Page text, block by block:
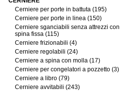
Cerniere per porte in battuta (195)
Cerniere per porte in linea (150)
Cerniere sganciabili senza attrezzi con
spina fissa (115)
Cerniere frizionabili (4)
Cerniere regolabili (24)
Cerniere a spina con molla (17)
Cerniere per congelatori a pozzetto (3)
Cerniere a libro (79)
Cerniere avvitabili (243)